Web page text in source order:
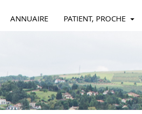
ANNUAIRE PATIENT, PROCHE